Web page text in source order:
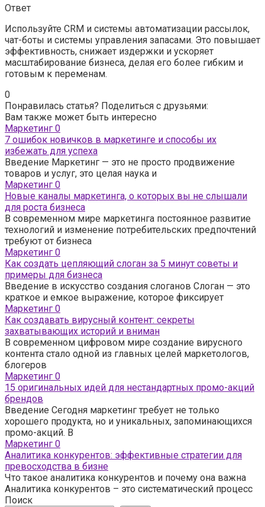
Ответ
Используйте CRM и системы автоматизации рассылок,
чат-боты и системы управления запасами. Это повышает
эффективность, снижает издержки и ускоряет
масштабирование бизнеса, делая его более гибким и
готовым к переменам.
0
Понравилась статья? Поделиться с друзьями:
Вам также может быть интересно
Маркетинг 0
7 ошибок новичков в маркетинге и способы их
избежать для успеха
Введение Маркетинг — это не просто продвижение
товаров и услуг, это целая наука и
Маркетинг 0
Новые каналы маркетинга, о которых вы не слышали
для роста бизнеса
В современном мире маркетинга постоянное развитие
технологий и изменение потребительских предпочтений
требуют от бизнеса
Маркетинг 0
Как создать цепляющий слоган за 5 минут советы и
примеры для бизнеса
Введение в искусство создания слоганов Слоган — это
краткое и емкое выражение, которое фиксирует
Маркетинг 0
Как создавать вирусный контент: секреты
захватывающих историй и вниман
В современном цифровом мире создание вирусного
контента стало одной из главных целей маркетологов,
блогеров
Маркетинг 0
15 оригинальных идей для нестандартных промо-акций
брендов
Введение Сегодня маркетинг требует не только
хорошего продукта, но и уникальных, запоминающихся
промо-акций. В
Маркетинг 0
Аналитика конкурентов: эффективные стратегии для
превосходства в бизне
Что такое аналитика конкурентов и почему она важна
Аналитика конкурентов – это систематический процесс
Поиск